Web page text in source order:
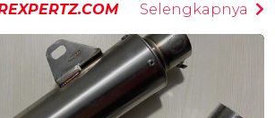
Selengkapnya